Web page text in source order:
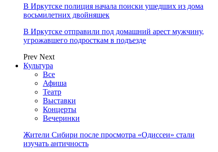
В Иркутске полиция начала поиски ушедших из дома
восьмилетних двойняшек
В Иркутске отправили под домашний арест мужчину,
угрожавшего подросткам в подъезде
Prev Next
Культура
Все
Афиша
Театр
Выставки
Концерты
Вечеринки
Жители Сибири после просмотра «Одиссеи» стали
изучать античность